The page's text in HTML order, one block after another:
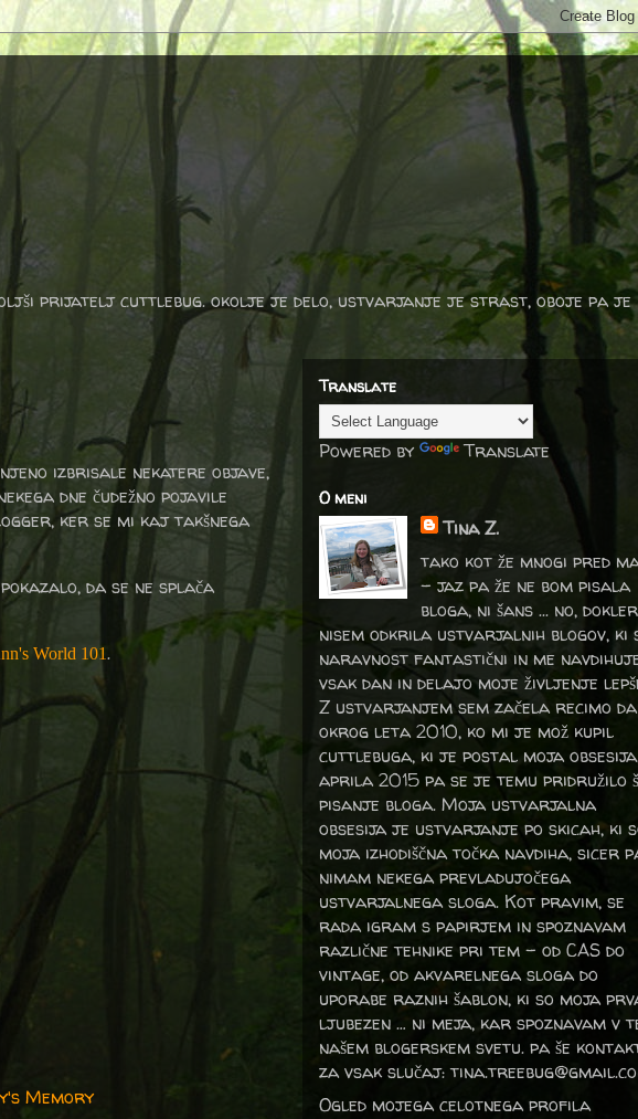
prijatelj cuttlebug. okolje je delo, ustvarjanje je strast, oboje pa je
izbrisale nekatere objave,
dne čudežno pojavile
ker se mi kaj takšnega
da se ne splača
World 101.
Memory
Translate
Powered by Translate
O meni
Tina Z.
tako kot že mnogi pred
- jaz pa že ne bom pisala
bloga, ni šans ... no, dokler
nisem odkrila ustvarjalnih blogov, ki
naravnost fantastični in me
vsak dan in delajo moje življenje
Z ustvarjanjem sem začela recimo da
okrog leta 2010, ko mi je mož kupil
cuttlebuga, ki je postal moja
aprila 2015 pa se je temu pridružilo
pisanje bloga. Moja ustvarjalna
obsesija je ustvarjanje po skicah, ki
moja izhodiščna točka navdiha, sicer
nimam nekega prevladujočega
ustvarjalnega sloga. Kot pravim, se
rada igram s papirjem in spoznavam
različne tehnike pri tem – od CAS do
vintage, od akvarelnega sloga do
uporabe raznih šablon, ki so moja
ljubezen … ni meja, kar spoznavam v
našem blogerskem svetu. pa še
za vsak slučaj:
Ogled mojega celotnega profila